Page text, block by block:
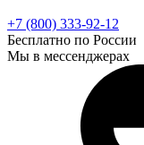
+7 (800) 333-92-12
Бесплатно по России
Мы в мессенджерах